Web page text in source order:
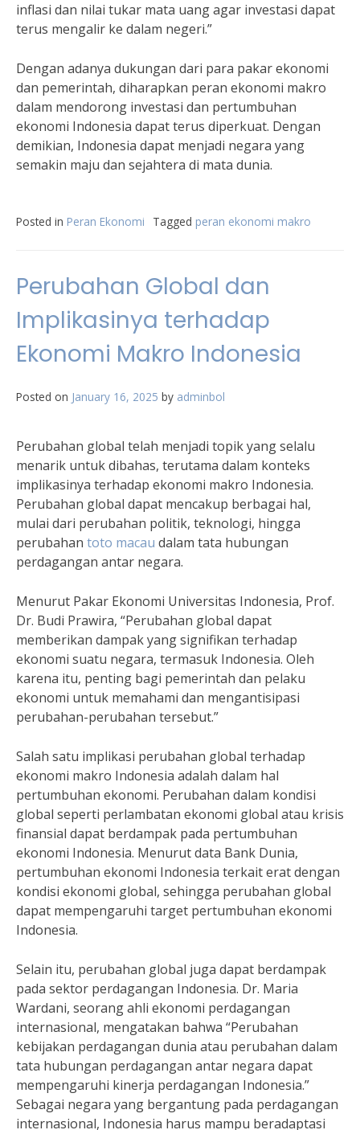
inflasi dan nilai tukar mata uang agar investasi dapat
terus mengalir ke dalam negeri.”
Dengan adanya dukungan dari para pakar ekonomi
dan pemerintah, diharapkan peran ekonomi makro
dalam mendorong investasi dan pertumbuhan
ekonomi Indonesia dapat terus diperkuat. Dengan
demikian, Indonesia dapat menjadi negara yang
semakin maju dan sejahtera di mata dunia.
Posted in Peran Ekonomi Tagged peran ekonomi makro
Perubahan Global dan
Implikasinya terhadap
Ekonomi Makro Indonesia
Posted on January 16, 2025 by adminbol
Perubahan global telah menjadi topik yang selalu
menarik untuk dibahas, terutama dalam konteks
implikasinya terhadap ekonomi makro Indonesia.
Perubahan global dapat mencakup berbagai hal,
mulai dari perubahan politik, teknologi, hingga
perubahan toto macau dalam tata hubungan
perdagangan antar negara.
Menurut Pakar Ekonomi Universitas Indonesia, Prof.
Dr. Budi Prawira, “Perubahan global dapat
memberikan dampak yang signifikan terhadap
ekonomi suatu negara, termasuk Indonesia. Oleh
karena itu, penting bagi pemerintah dan pelaku
ekonomi untuk memahami dan mengantisipasi
perubahan-perubahan tersebut.”
Salah satu implikasi perubahan global terhadap
ekonomi makro Indonesia adalah dalam hal
pertumbuhan ekonomi. Perubahan dalam kondisi
global seperti perlambatan ekonomi global atau krisis
finansial dapat berdampak pada pertumbuhan
ekonomi Indonesia. Menurut data Bank Dunia,
pertumbuhan ekonomi Indonesia terkait erat dengan
kondisi ekonomi global, sehingga perubahan global
dapat mempengaruhi target pertumbuhan ekonomi
Indonesia.
Selain itu, perubahan global juga dapat berdampak
pada sektor perdagangan Indonesia. Dr. Maria
Wardani, seorang ahli ekonomi perdagangan
internasional, mengatakan bahwa “Perubahan
kebijakan perdagangan dunia atau perubahan dalam
tata hubungan perdagangan antar negara dapat
mempengaruhi kinerja perdagangan Indonesia.”
Sebagai negara yang bergantung pada perdagangan
internasional, Indonesia harus mampu beradaptasi